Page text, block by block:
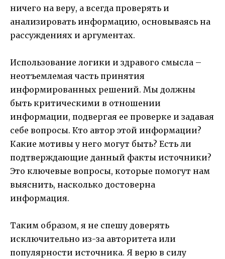
ничего на веру, а всегда проверять и
анализировать информацию, основываясь на
рассуждениях и аргументах.
Использование логики и здравого смысла –
неотъемлемая часть принятия
информированных решений. Мы должны
быть критическими в отношении
информации, подвергая ее проверке и задавая
себе вопросы. Кто автор этой информации?
Какие мотивы у него могут быть? Есть ли
подтверждающие данный факты источники?
Это ключевые вопросы, которые помогут нам
выяснить, насколько достоверна
информация.
Таким образом, я не спешу доверять
исключительно из-за авторитета или
популярности источника. Я верю в силу